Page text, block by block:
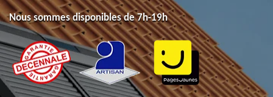
Nous sommes disponibles de 7h-19h